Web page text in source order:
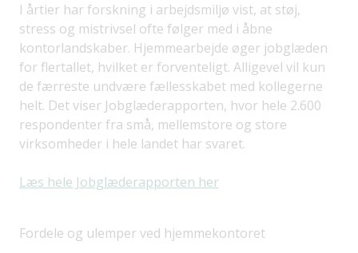
I årtier har forskning i arbejdsmiljø vist, at støj,
stress og mistrivsel ofte følger med i åbne
kontorlandskaber. Hjemmearbejde øger jobglæden
for flertallet, hvilket er forventeligt. Alligevel vil kun
de færreste undvære fællesskabet med kollegerne
helt. Det viser Jobglæderapporten, hvor hele 2.600
respondenter fra små, mellemstore og store
virksomheder i hele landet har svaret.
Læs hele Jobglæderapporten her
Fordele og ulemper ved hjemmekontoret